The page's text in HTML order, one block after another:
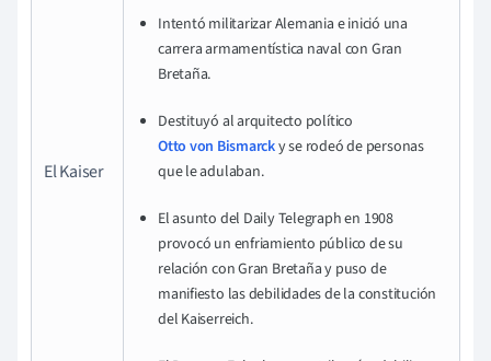
El Kaiser
Intentó militarizar Alemania e inició una
carrera armamentística naval con Gran
Bretaña.
Destituyó al arquitecto político
Otto von Bismarcky se rodeó de personas
que le adulaban.
El asunto del Daily Telegraph en 1908
provocó un enfriamiento público de su
relación con Gran Bretaña y puso de
manifiesto las debilidades de la constitución
del Kaiserreich.